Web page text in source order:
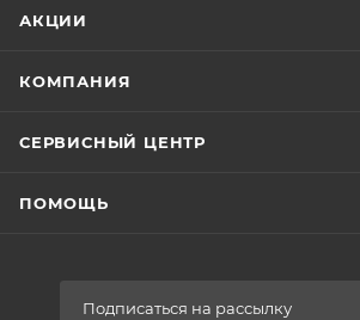
АКЦИИ
КОМПАНИЯ
СЕРВИСНЫЙ ЦЕНТР
ПОМОЩЬ
Подписаться на рассылку